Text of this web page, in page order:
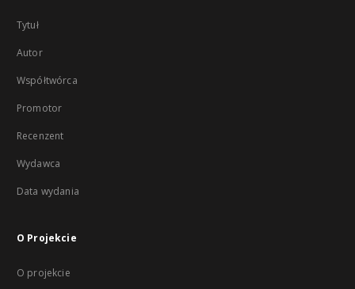
Tytuł
Autor
Współtwórca
Promotor
Recenzent
Wydawca
Data wydania
O Projekcie
O projekcie